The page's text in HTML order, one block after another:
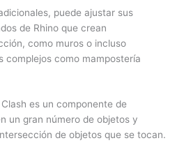
puede ajustar sus
de Rhino que crean
como muros o incluso
complejos como mampostería
Clash es un componente de
un gran número de objetos y
de objetos que se tocan.